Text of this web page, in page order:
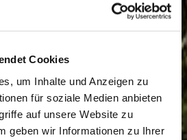
Cookies
um Inhalte und Anzeigen zu
für soziale Medien anbieten
auf unsere Website zu
geben wir Informationen zu Ihrer